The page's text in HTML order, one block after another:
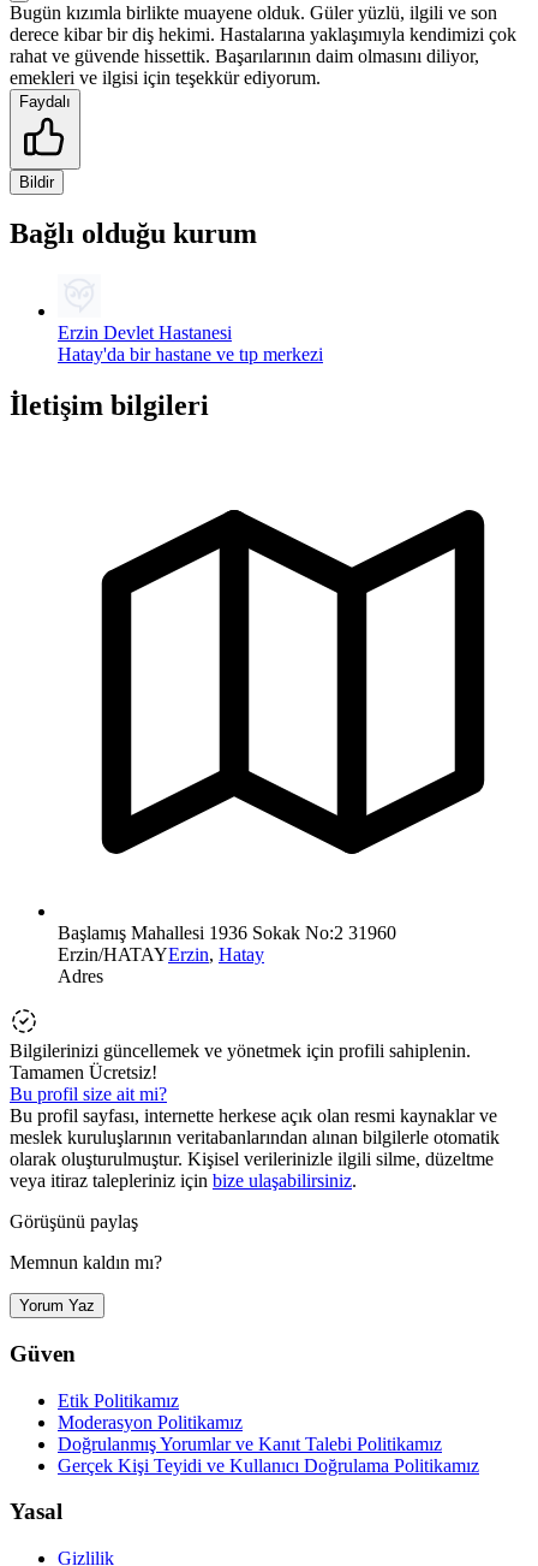
Bugün kızımla birlikte muayene olduk. Güler yüzlü, ilgili ve son
derece kibar bir diş hekimi. Hastalarına yaklaşımıyla kendimizi çok
rahat ve güvende hissettik. Başarılarının daim olmasını diliyor,
emekleri ve ilgisi için teşekkür ediyorum.
Faydalı
Bildir
Bağlı olduğu kurum
Erzin Devlet Hastanesi
Hatay'da bir hastane ve tıp merkezi
İletişim bilgileri
Başlamış Mahallesi 1936 Sokak No:2 31960
Erzin/HATAYErzin, Hatay
Adres
Bilgilerinizi güncellemek ve yönetmek için profili sahiplenin.
Tamamen Ücretsiz!
Bu profil size ait mi?
Bu profil sayfası, internette herkese açık olan resmi kaynaklar ve
meslek kuruluşlarının veritabanlarından alınan bilgilerle otomatik
olarak oluşturulmuştur. Kişisel verilerinizle ilgili silme, düzeltme
veya itiraz talepleriniz için bize ulaşabilirsiniz.
Görüşünü paylaş
Memnun kaldın mı?
Yorum Yaz
Güven
Etik Politikamız
Moderasyon Politikamız
Doğrulanmış Yorumlar ve Kanıt Talebi Politikamız
Gerçek Kişi Teyidi ve Kullanıcı Doğrulama Politikamız
Yasal
Gizlilik